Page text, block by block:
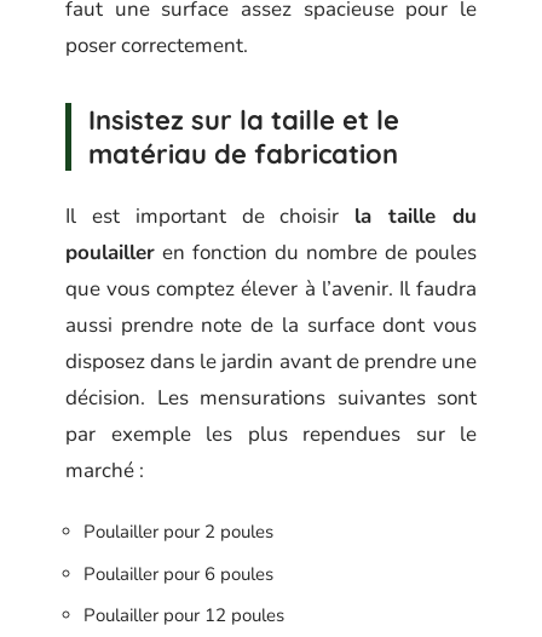
faut une surface assez spacieuse pour le
poser correctement.
Insistez sur la taille et le
matériau de fabrication
Il est important de choisir la taille du
poulailler en fonction du nombre de poules
que vous comptez élever à l’avenir. Il faudra
aussi prendre note de la surface dont vous
disposez dans le jardin avant de prendre une
décision. Les mensurations suivantes sont
par exemple les plus rependues sur le
marché :
Poulailler pour 2 poules
Poulailler pour 6 poules
Poulailler pour 12 poules